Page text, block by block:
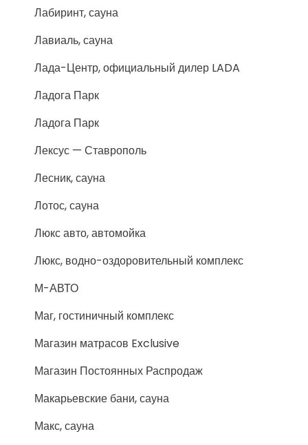
Лабиринт, сауна
Лавиаль, сауна
Лада-Центр, официальный дилер LADA
Ладога Парк
Ладога Парк
Лексус — Ставрополь
Лесник, сауна
Лотос, сауна
Люкс авто, автомойка
Люкс, водно-оздоровительный комплекс
М-АВТО
Маг, гостиничный комплекс
Магазин матрасов Exclusive
Магазин Постоянных Распродаж
Макарьевские бани, сауна
Макс, сауна